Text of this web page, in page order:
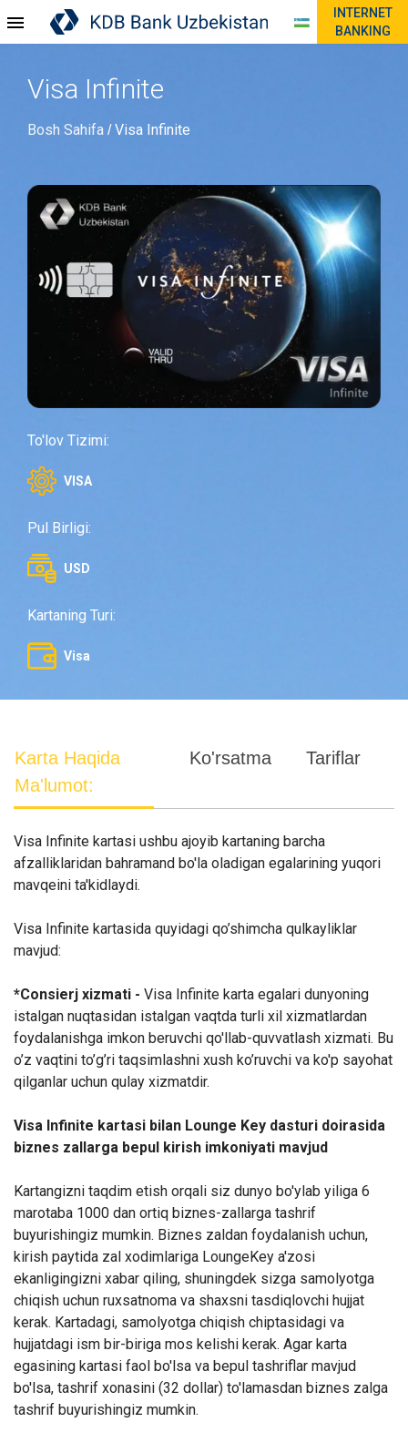
INTERNET
BANKING
Visa Infinite
Bosh Sahifa /Visa Infinite
To'lov Tizimi:
VISA
Pul Birligi:
USD
Kartaning Turi:
Visa
Karta Haqida
Ma'lumot:
Ko'rsatma Tariflar
Visa Infinite kartasi ushbu ajoyib kartaning barcha
afzalliklaridan bahramand bo'la oladigan egalarining yuqori
mavqeini ta'kidlaydi.
Visa Infinite kartasida quyidagi qo’shimcha qulkayliklar
mavjud:
*Consierj xizmati - Visa Infinite karta egalari dunyoning
istalgan nuqtasidan istalgan vaqtda turli xil xizmatlardan
foydalanishga imkon beruvchi qo'llab-quvvatlash xizmati. Bu
o’z vaqtini to’g’ri taqsimlashni xush ko’ruvchi va ko'p sayohat
qilganlar uchun qulay xizmatdir.
Visa Infinite kartasi bilan Lounge Key dasturi doirasida
biznes zallarga bepul kirish imkoniyati mavjud
Kartangizni taqdim etish orqali siz dunyo bo'ylab yiliga 6
marotaba 1000 dan ortiq biznes-zallarga tashrif
buyurishingiz mumkin. Biznes zaldan foydalanish uchun,
kirish paytida zal xodimlariga LoungeKey a'zosi
ekanligingizni xabar qiling, shuningdek sizga samolyotga
chiqish uchun ruxsatnoma va shaxsni tasdiqlovchi hujjat
kerak. Kartadagi, samolyotga chiqish chiptasidagi va
hujjatdagi ism bir-biriga mos kelishi kerak. Agar karta
egasining kartasi faol bo'lsa va bepul tashriflar mavjud
bo'lsa, tashrif xonasini (32 dollar) to'lamasdan biznes zalga
tashrif buyurishingiz mumkin.